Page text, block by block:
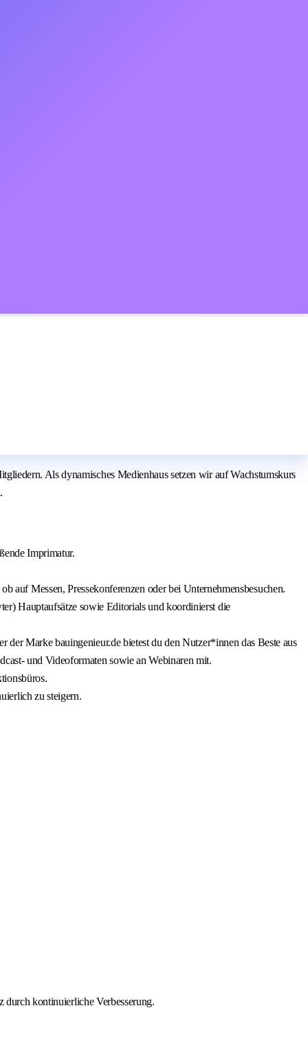
Als dynamisches Medienhaus setzen wir auf Wachstumskurs
Imprimatur.
auf Messen, Pressekonferenzen oder bei Unternehmensbesuchen.
Hauptaufsätze sowie Editorials und koordinierst die
Marke bauingenieur.de bietest du den Nutzer*innen das Beste aus
und Videoformaten sowie an Webinaren mit.
zu steigern.
durch kontinuierliche Verbesserung.